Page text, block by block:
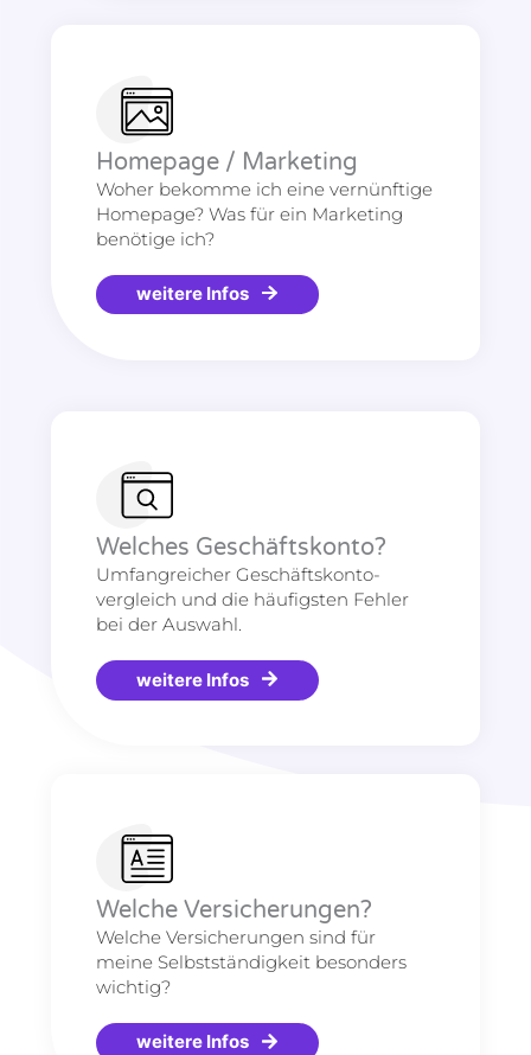
Homepage / Marketing
Woher bekomme ich eine vernünftige
Homepage? Was für ein Marketing
benötige ich?
weitere Infos
Welches Geschäftskonto?
Umfangreicher Geschäftskonto-
vergleich und die häufigsten Fehler
bei der Auswahl.
weitere Infos
Welche Versicherungen?
Welche Versicherungen sind für
meine Selbstständigkeit besonders
wichtig?
weitere Infos